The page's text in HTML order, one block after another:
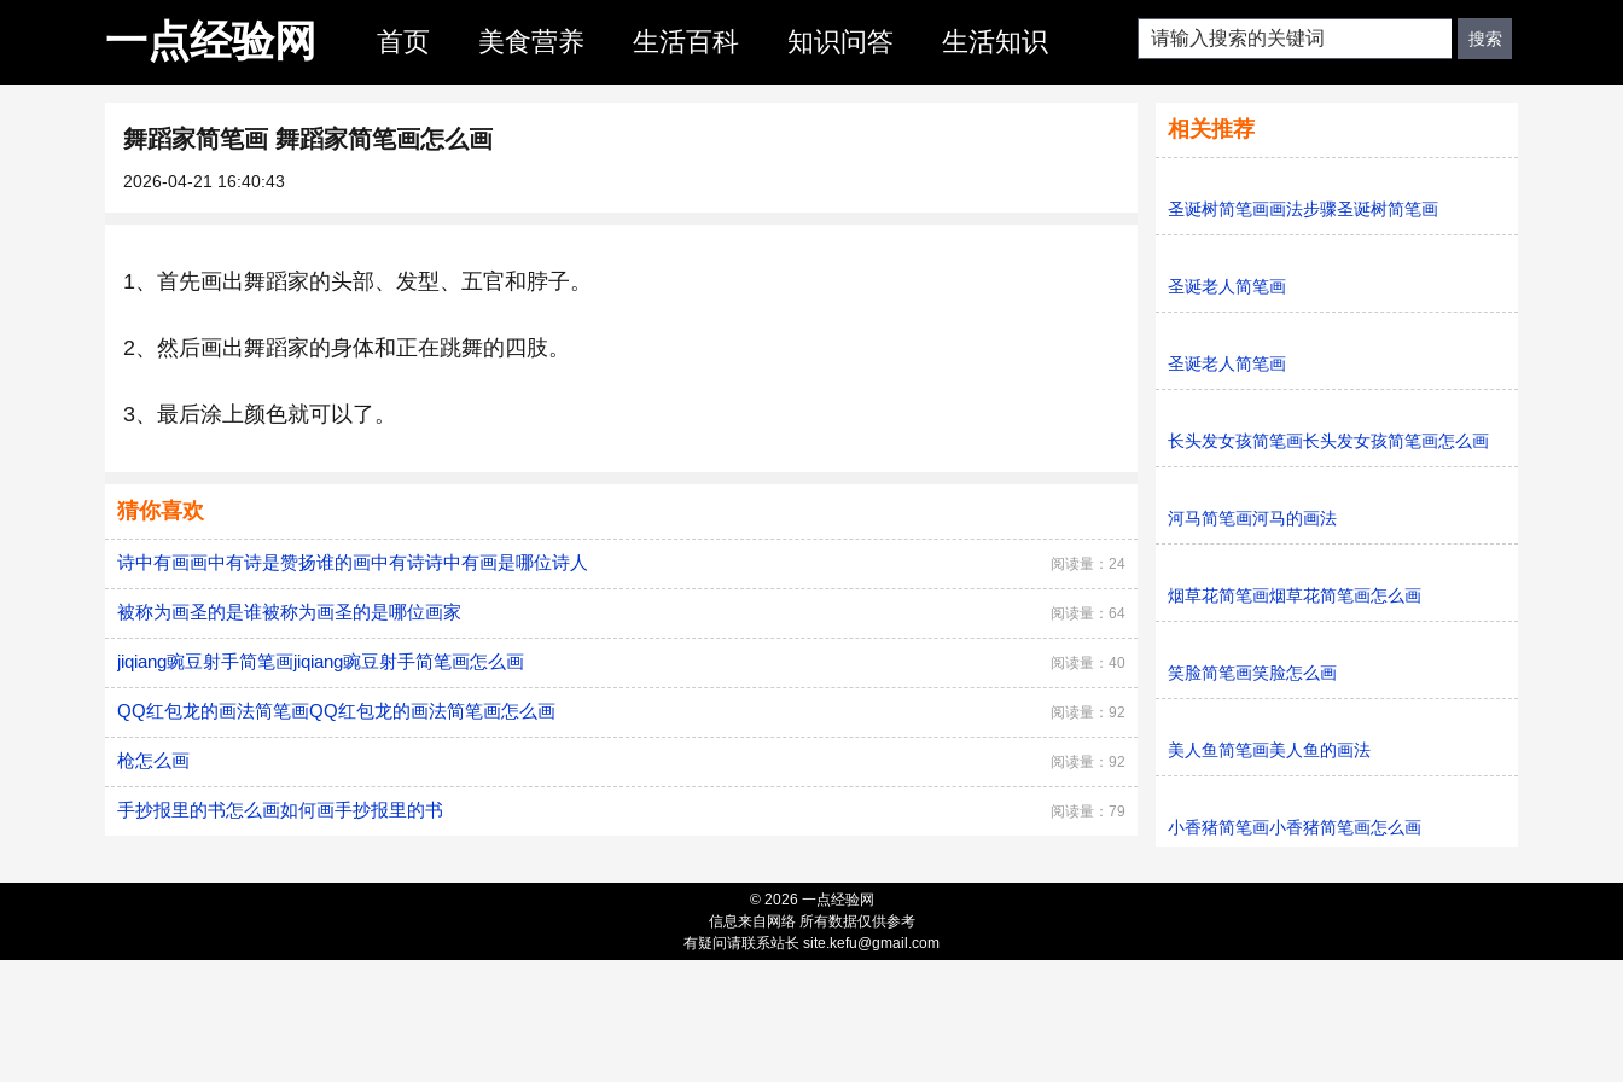
一点经验网 首页 美食营养 生活百科 知识问答 生活知识
舞蹈家简笔画 舞蹈家简笔画怎么画
2026-04-21 16:40:43
1、首先画出舞蹈家的头部、发型、五官和脖子。
2、然后画出舞蹈家的身体和正在跳舞的四肢。
3、最后涂上颜色就可以了。
猜你喜欢
诗中有画画中有诗是赞扬谁的画中有诗诗中有画是哪位诗人 阅读量：24
被称为画圣的是谁被称为画圣的是哪位画家 阅读量：64
jiqiang豌豆射手简笔画jiqiang豌豆射手简笔画怎么画 阅读量：40
QQ红包龙的画法简笔画QQ红包龙的画法简笔画怎么画 阅读量：92
枪怎么画 阅读量：92
手抄报里的书怎么画如何画手抄报里的书 阅读量：79
相关推荐
圣诞树简笔画画法步骤圣诞树简笔画
圣诞老人简笔画
圣诞老人简笔画
长头发女孩简笔画长头发女孩简笔画怎么画
河马简笔画河马的画法
烟草花简笔画烟草花简笔画怎么画
笑脸简笔画笑脸怎么画
美人鱼简笔画美人鱼的画法
小香猪简笔画小香猪简笔画怎么画
© 2026 一点经验网
信息来自网络 所有数据仅供参考
有疑问请联系站长 site.kefu@gmail.com